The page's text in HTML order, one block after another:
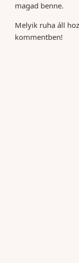
magad benne.
Melyik ruha áll
kommentben!